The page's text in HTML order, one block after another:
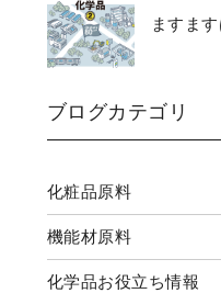
ますま
ブログカテゴリ
化粧品原料
機能材原料
化学品お役立ち情報